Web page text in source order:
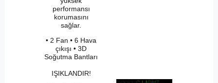
performansı
korumasını
sağlar.
• 2 Fan • 6 Hava
çıkışı • 3D
Soğutma Bantları
IŞIKLANDIR!